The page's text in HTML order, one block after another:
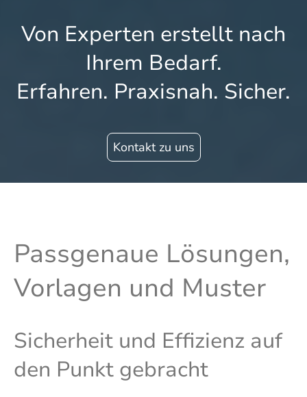
Von Experten erstellt nach
Ihrem Bedarf.
Erfahren. Praxisnah. Sicher.
Kontakt zu uns
Passgenaue Lösungen,
Vorlagen und Muster
Sicherheit und Effizienz auf
den Punkt gebracht